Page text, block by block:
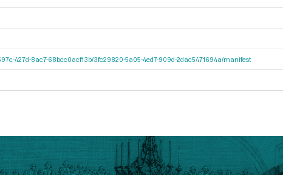
597c-427d-8ac7-68bcc0acf13b/3fc29820-5a05-4ed7-909d-2dac5471694a/manifest